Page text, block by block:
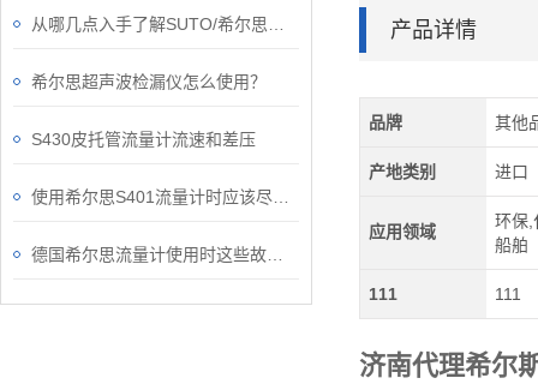
希尔思超声波检漏仪怎么使用？
S430皮托管流量计流速和差压
产品详情
品牌 其他
产地类别 进口
应用领域
环保,
船舶
111 111
济南代理希尔